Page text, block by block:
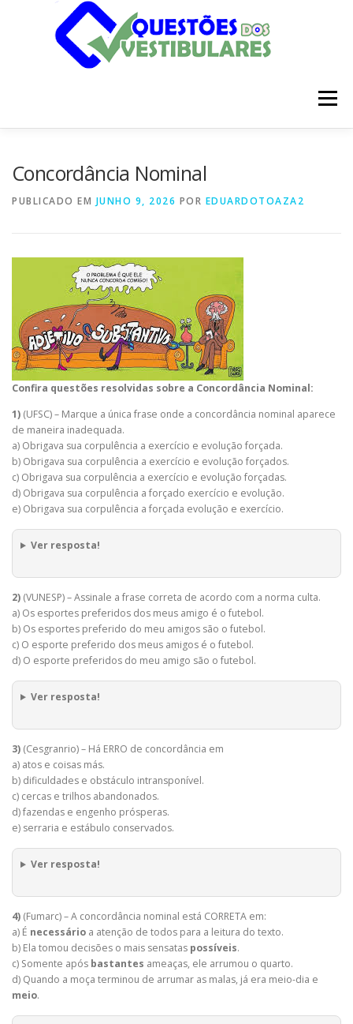
Menu
Concordância Nominal
PUBLICADO EM JUNHO 9, 2026 POR EDUARDOTOAZA2
Confira questões resolvidas sobre a Concordância Nominal:
1) (UFSC) – Marque a única frase onde a concordância nominal aparece
de maneira inadequada.
a) Obrigava sua corpulência a exercício e evolução forçada.
b) Obrigava sua corpulência a exercício e evolução forçados.
c) Obrigava sua corpulência a exercício e evolução forçadas.
d) Obrigava sua corpulência a forçado exercício e evolução.
e) Obrigava sua corpulência a forçada evolução e exercício.
Ver resposta!
2) (VUNESP) – Assinale a frase correta de acordo com a norma culta.
a) Os esportes preferidos dos meus amigo é o futebol.
b) Os esportes preferido do meu amigos são o futebol.
c) O esporte preferido dos meus amigos é o futebol.
d) O esporte preferidos do meu amigo são o futebol.
Ver resposta!
3) (Cesgranrio) – Há ERRO de concordância em
a) atos e coisas más.
b) dificuldades e obstáculo intransponível.
c) cercas e trilhos abandonados.
d) fazendas e engenho prósperas.
e) serraria e estábulo conservados.
Ver resposta!
4) (Fumarc) – A concordância nominal está CORRETA em:
a) É necessário a atenção de todos para a leitura do texto.
b) Ela tomou decisões o mais sensatas possíveis.
c) Somente após bastantes ameaças, ele arrumou o quarto.
d) Quando a moça terminou de arrumar as malas, já era meio-dia e
meio.